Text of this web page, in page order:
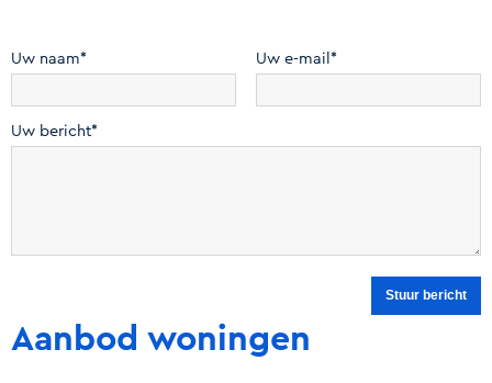
Uw naam* Uw e-mail*
Uw bericht*
Aanbod woningen